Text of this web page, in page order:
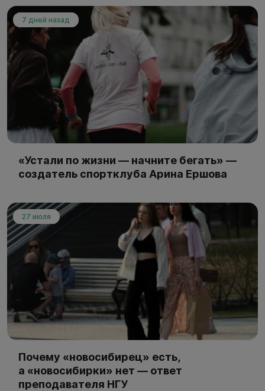
7 дней назад
«Устали по жизни — начните бегать» —
создатель спортклуба Арина Ершова
27 июля
Почему «новосибирец» есть,
а «новосибирки» нет — ответ
преподавателя НГУ